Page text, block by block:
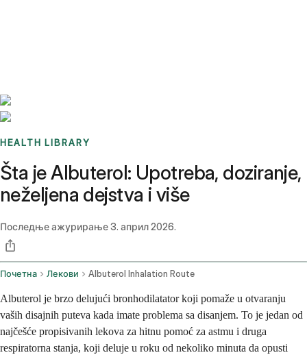
HEALTH LIBRARY
Šta je Albuterol: Upotreba, doziranje,
neželjena dejstva i više
Последње ажурирање3. април 2026.
Почетна Лекови Albuterol Inhalation Route
Albuterol je brzo delujući bronhodilatator koji pomaže u otvaranju
vaših disajnih puteva kada imate problema sa disanjem. To je jedan od
najčešće propisivanih lekova za hitnu pomoć za astmu i druga
respiratorna stanja, koji deluje u roku od nekoliko minuta da opusti